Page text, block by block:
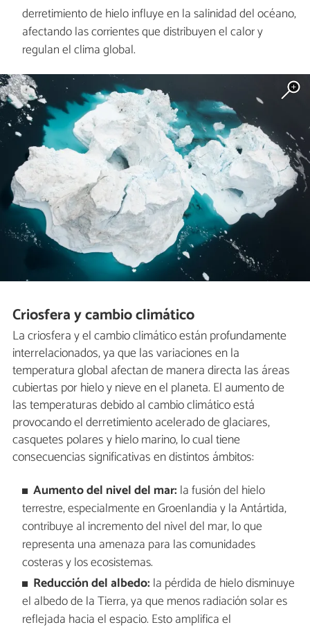
derretimiento de hielo influye en la salinidad del océano,
afectando las corrientes que distribuyen el calor y
regulan el clima global.
Criosfera y cambio climático
La criosfera y el cambio climático están profundamente
interrelacionados, ya que las variaciones en la
temperatura global afectan de manera directa las áreas
cubiertas por hielo y nieve en el planeta. El aumento de
las temperaturas debido al cambio climático está
provocando el derretimiento acelerado de glaciares,
casquetes polares y hielo marino, lo cual tiene
consecuencias significativas en distintos ámbitos:
Aumento del nivel del mar: la fusión del hielo
terrestre, especialmente en Groenlandia y la Antártida,
contribuye al incremento del nivel del mar, lo que
representa una amenaza para las comunidades
costeras y los ecosistemas.
Reducción del albedo: la pérdida de hielo disminuye
el albedo de la Tierra, ya que menos radiación solar es
reflejada hacia el espacio. Esto amplifica el